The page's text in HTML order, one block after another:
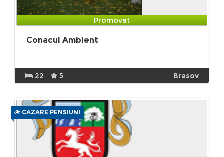
Promovat
Conacul Ambient
22 5 Brasov
CAZARE PENSIUNI